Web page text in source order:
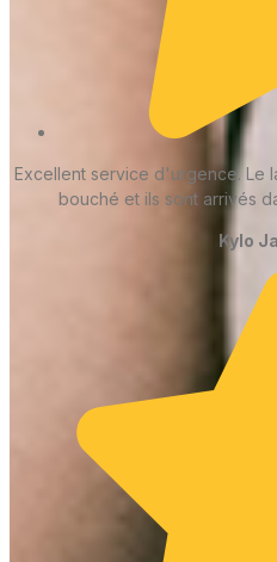
Excellent service d'urgence. Le
bouché et ils sont arrivés
Kylo